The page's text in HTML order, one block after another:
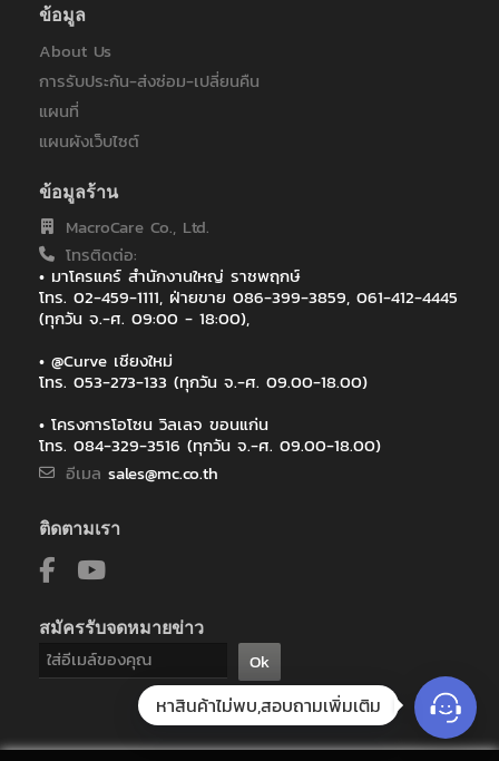
ข้อมูล
About Us
การรับประกัน-ส่งซ่อม-เปลี่ยนคืน
แผนที่
แผนผังเว็บไซต์
ข้อมูลร้าน
MacroCare Co., Ltd.
โทรติดต่อ:
• มาโครแคร์ สำนักงานใหญ่ ราชพฤกษ์
โทร. 02-459-1111, ฝ่ายขาย 086-399-3859, 061-412-4445
(ทุกวัน จ.-ศ. 09:00 - 18:00),
• @Curve เชียงใหม่
โทร. 053-273-133 (ทุกวัน จ.-ศ. 09.00-18.00)
• โครงการโอโซน วิลเลจ ขอนแก่น
โทร. 084-329-3516 (ทุกวัน จ.-ศ. 09.00-18.00)
อีเมล sales@mc.co.th
ติดตามเรา
สมัครรับจดหมายข่าว
Ok
หาสินค้าไม่พบ,สอบถามเพิ่มเติม